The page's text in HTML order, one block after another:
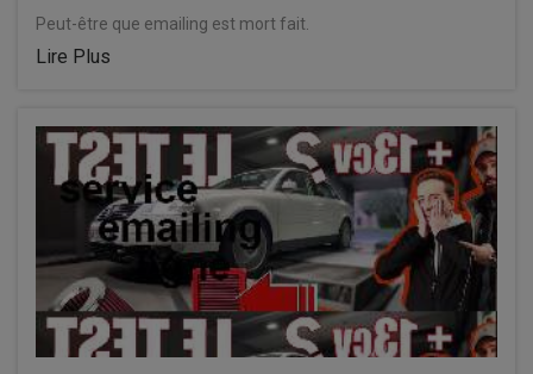
Peut-être que emailing est mort fait.
Lire Plus